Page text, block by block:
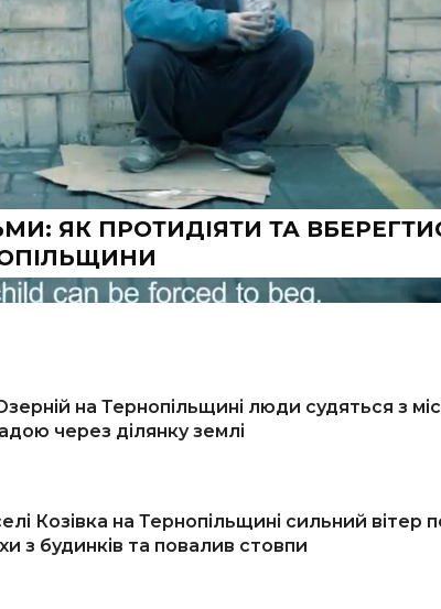
ЯК ПРОТИДІЯТИ ТА
на Тернопільщині люди судяться з
через ділянку землі
Козівка на Тернопільщині сильний вітер
з будинків та повалив стовпи